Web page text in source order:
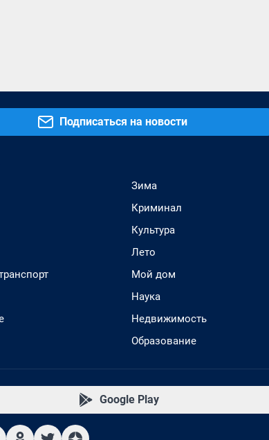
Подписаться на новости
Зима
Криминал
Культура
Лето
Мой дом
Наука
Недвижимость
Образование
Google Play